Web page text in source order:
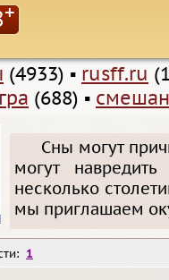
+
(4933) ▪ rusff.ru
(688) ▪
Сны могут
могут
несколько
мы приглашаем
1